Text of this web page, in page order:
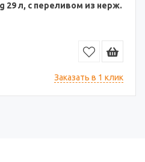
29 л, с переливом из нерж.
Заказать в 1 клик